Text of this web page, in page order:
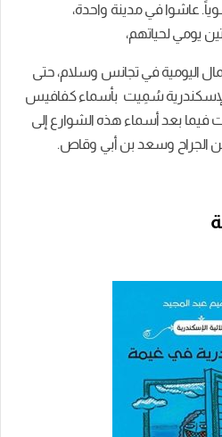
عاشوا في مدينة واحدة،
يومي لحياتهم،
اليومية في تجانس وسلام، حتى
سُمِيت بأسماء كفافيس
فيما بعد أسماء هذه الشوارع إلى
الجراح وسعد بن أبي وقاص.